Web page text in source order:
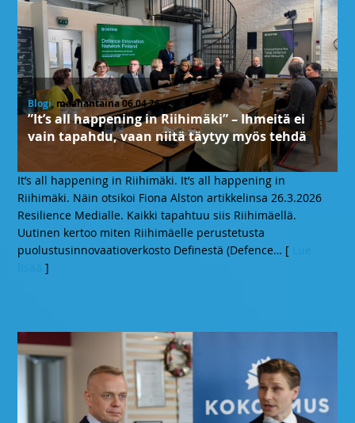
Blogi, maanantaina 06.04.26
”It’s all happening in Riihimäki” – Ihmeitä ei
vain tapahdu, vaan niitä täytyy myös tehdä
It’s all happening in Riihimäki. It’s all happening in
Riihimäki. Näin otsikoi Fiona Alston artikkelinsa 26.3.2026
Resilience Medialle. Kaikki tapahtuu siis Riihimäellä.
Uutinen kertoo miten Riihimäelle perustetusta
puolustusinnovaatioverkosto Definestä (Defence… [
]